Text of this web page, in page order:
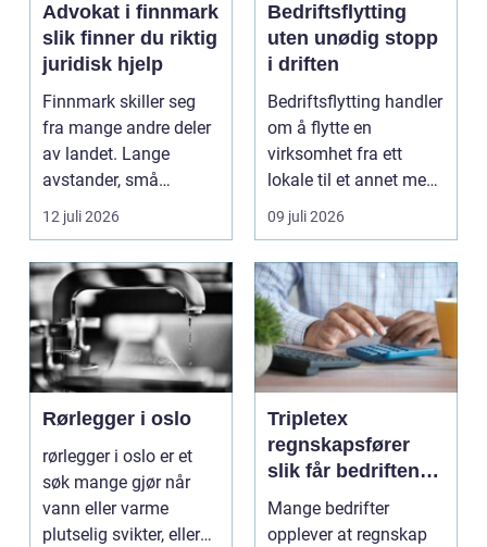
Advokat i finnmark
slik finner du riktig
juridisk hjelp
Finnmark skiller seg
fra mange andre deler
av landet. Lange
avstander, små
lokalsamfunn, sterk
tilkn...
12 juli 2026
Bedriftsflytting
uten unødig stopp
i driften
Bedriftsflytting handler
om å flytte en
virksomhet fra ett
lokale til et annet med
minst mulig...
09 juli 2026
Rørlegger i oslo
rørlegger i oslo er et
søk mange gjør når
vann eller varme
plutselig svikter, eller
Tripletex
regnskapsfører
slik får bedriften
mer ut av
regnskapet
Mange bedrifter
opplever at regnskap